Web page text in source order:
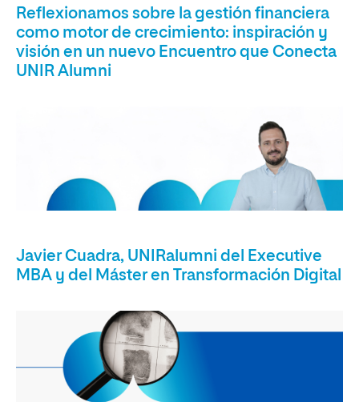
Reflexionamos sobre la gestión financiera
como motor de crecimiento: inspiración y
visión en un nuevo Encuentro que Conecta
UNIR Alumni
Javier Cuadra, UNIRalumni del Executive
MBA y del Máster en Transformación Digital